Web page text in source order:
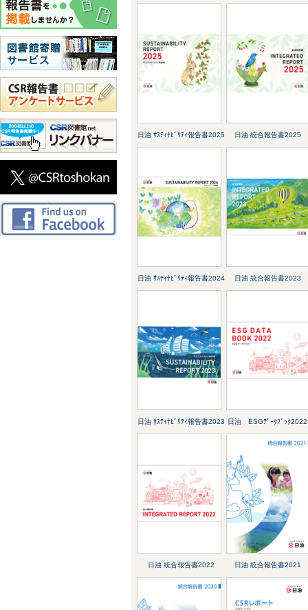
日油 ｻｽﾃｨﾅﾋﾞﾘﾃｨ報告書2025 日油 統合報告書2025
日油 ｻｽﾃｨﾅﾋﾞﾘﾃｨ報告書2024 日油 統合報告書2023
日油 ｻｽﾃｨﾅﾋﾞﾘﾃｨ報告書2023 日油 ESGﾃﾞｰﾀﾌﾞｯｸ2022
日油 統合報告書2022 日油 統合報告書2021